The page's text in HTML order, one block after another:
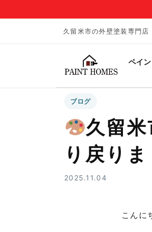
久留米市の外壁塗装専門店
ペイ
ブログ
久留
り戻り
2025.11.04
こんに